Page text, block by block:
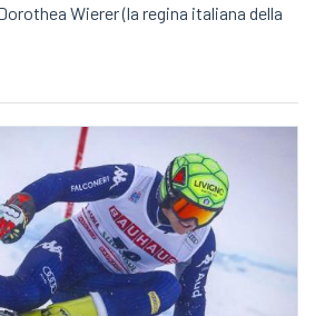
Wierer (la regina italiana della